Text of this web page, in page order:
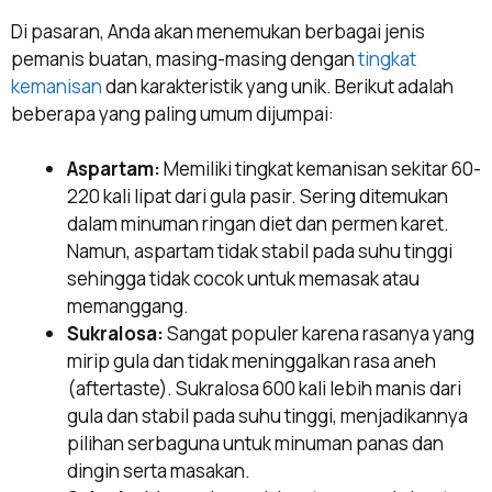
Di pasaran, Anda akan menemukan berbagai jenis
pemanis buatan, masing-masing dengantingkat
kemanisandan karakteristik yang unik. Berikut adalah
beberapa yang paling umum dijumpai:
Aspartam:Memiliki tingkat kemanisan sekitar 60-
220 kali lipat dari gula pasir. Sering ditemukan
dalam minuman ringan diet dan permen karet.
Namun, aspartam tidak stabil pada suhu tinggi
sehingga tidak cocok untuk memasak atau
memanggang.
Sukralosa:Sangat populer karena rasanya yang
mirip gula dan tidak meninggalkan rasa aneh
(aftertaste). Sukralosa 600 kali lebih manis dari
gula dan stabil pada suhu tinggi, menjadikannya
pilihan serbaguna untuk minuman panas dan
dingin serta masakan.